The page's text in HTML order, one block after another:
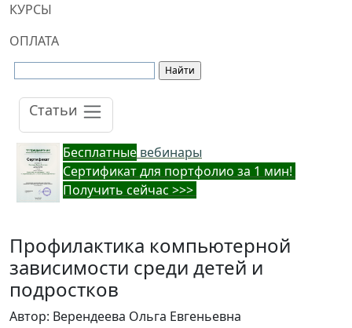
КУРСЫ
ОПЛАТА
Статьи
Бесплатные вебинары
Cертификат для портфолио за 1 мин!
Получить сейчас >>>
Профилактика компьютерной
зависимости среди детей и
подростков
Автор: Верендеева Ольга Евгеньевна